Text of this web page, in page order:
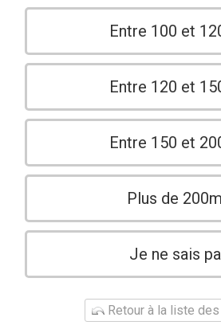
Entre 100 et
Entre 120 et
Entre 150 et
Plus de
Je ne sais
Retour à la liste